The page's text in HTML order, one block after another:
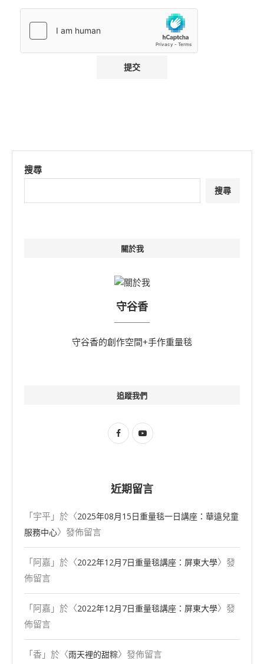
搜尋
搜尋
關於我
守谷香
守谷香的創作空間+手作重量毯
追蹤我們
近期留言
「宇平 」於〈2025年08⽉15⽇重量毯一日講座：華遠兒童
服務中心〉發佈留言
「阿嘉 」於〈2022年12月7日重量毯講座：屏東大學〉發
佈留言
「阿嘉 」於〈2022年12月7日重量毯講座：屏東大學〉發
佈留言
「香 」於〈雨天裡的甜粽〉發佈留言